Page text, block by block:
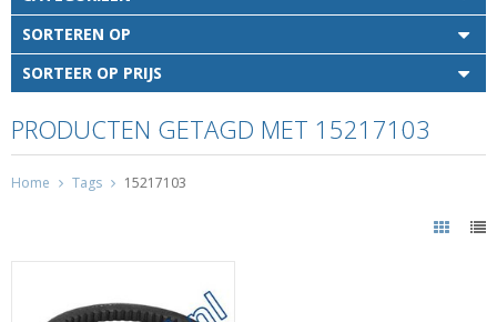
SORTEREN OP
SORTEER OP PRIJS
PRODUCTEN GETAGD MET 15217103
Home Tags 15217103